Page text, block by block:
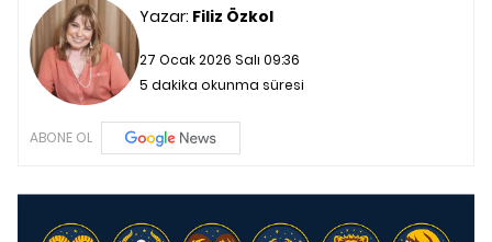
Yazar: Filiz Özkol
27 Ocak 2026 Salı 09:36
5 dakika okunma süresi
ABONE OL